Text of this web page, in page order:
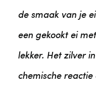
de smaak van je
een gekookt ei
lekker. Het zilver
chemische